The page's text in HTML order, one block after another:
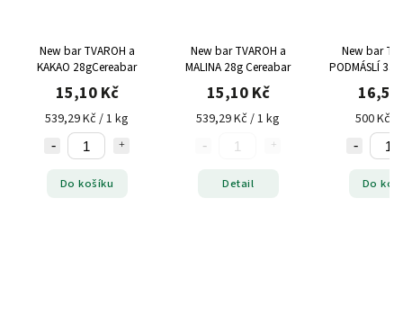
New bar TVAROH a
KAKAO 28gCereabar
15,10 Kč
539,29 Kč / 1 kg
Do košíku
New bar TVAROH a
MALINA 28g Cereabar
15,10 Kč
539,29 Kč / 1 kg
Detail
New bar
16,50
500 Kč /
Do